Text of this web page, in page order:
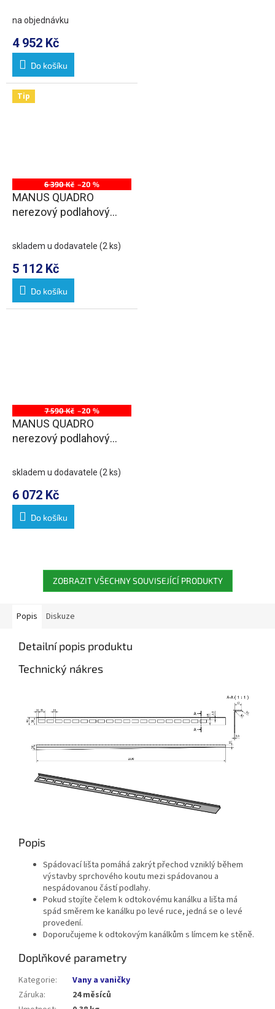
DN50
na objednávku
4 952 Kč
Do košíku
Tip
6 390 Kč –20 %
MANUS QUADRO
nerezový podlahový
DN50
skladem u dodavatele (2 ks)
5 112 Kč
Do košíku
7 590 Kč –20 %
MANUS QUADRO
nerezový podlahový
DN50
skladem u dodavatele (2 ks)
6 072 Kč
Do košíku
ZOBRAZIT VŠECHNY SOUVISEJÍCÍ PRODUKTY
Popis Diskuze
Detailní popis produktu
Technický nákres
Popis
Spádovací lišta pomáhá zakrýt přechod vzniklý během
výstavby sprchového koutu mezi spádovanou a
nespádovanou částí podlahy.
Pokud stojíte čelem k odtokovému kanálku a lišta má
spád směrem ke kanálku po levé ruce, jedná se o levé
provedení.
Doporučujeme k odtokovým kanálkům s límcem ke stěně.
Doplňkové parametry
Kategorie:
Vany a vaničky
Záruka:
24 měsíců